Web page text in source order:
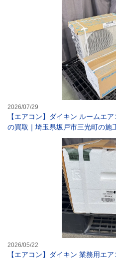
2026/07/29
【エアコン】ダイキン ルームエ
の買取｜埼玉県坂戸市三光町の施
2026/05/22
【エアコン】ダイキン 業務用エ